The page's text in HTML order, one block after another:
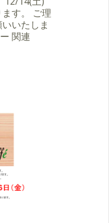
す。 ご理
いたしま
関連